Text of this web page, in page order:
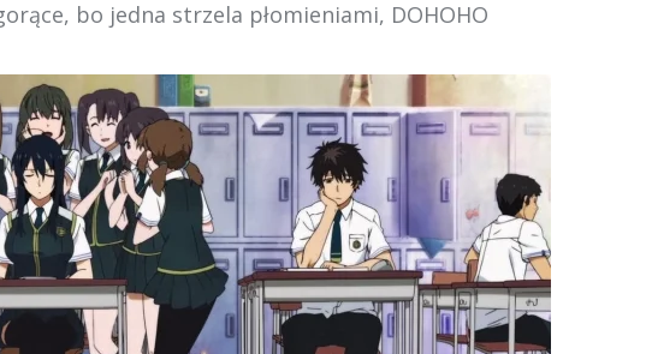
bo jedna strzela płomieniami, DOHOHO